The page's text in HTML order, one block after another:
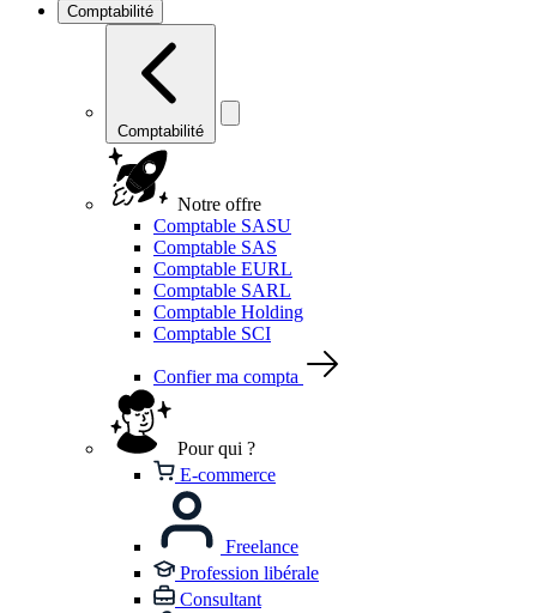
Comptabilité
Comptabilité
Notre offre
Comptable SASU
Comptable SAS
Comptable EURL
Comptable SARL
Comptable Holding
Comptable SCI
Confier ma compta
Pour qui ?
E-commerce
Freelance
Profession libérale
Consultant